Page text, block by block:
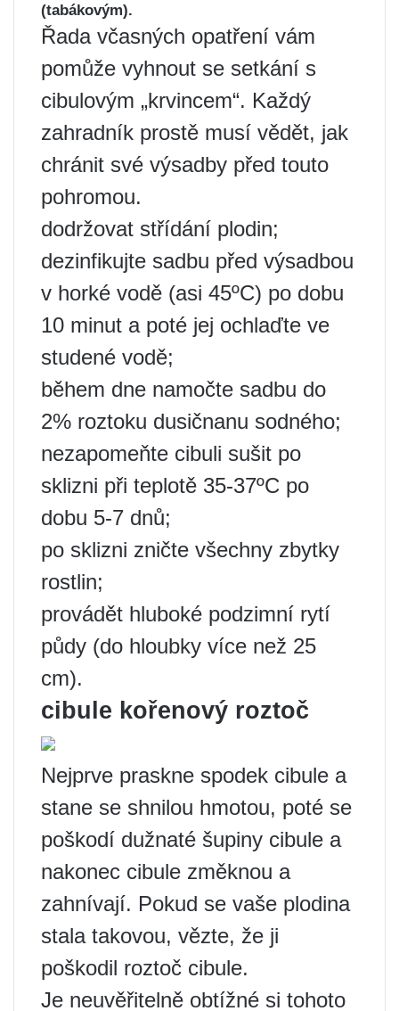
(tabákovým).
Řada včasných opatření vám
pomůže vyhnout se setkání s
cibulovým „krvincem“. Každý
zahradník prostě musí vědět, jak
chránit své výsadby před touto
pohromou.
dodržovat střídání plodin;
dezinfikujte sadbu před výsadbou
v horké vodě (asi 45ºС) po dobu
10 minut a poté jej ochlaďte ve
studené vodě;
během dne namočte sadbu do
2% roztoku dusičnanu sodného;
nezapomeňte cibuli sušit po
sklizni při teplotě 35-37ºС po
dobu 5-7 dnů;
po sklizni zničte všechny zbytky
rostlin;
provádět hluboké podzimní rytí
půdy (do hloubky více než 25
cm).
cibule kořenový roztoč
Nejprve praskne spodek cibule a
stane se shnilou hmotou, poté se
poškodí dužnaté šupiny cibule a
nakonec cibule změknou a
zahnívají. Pokud se vaše plodina
stala takovou, vězte, že ji
poškodil roztoč cibule.
Je neuvěřitelně obtížné si tohoto